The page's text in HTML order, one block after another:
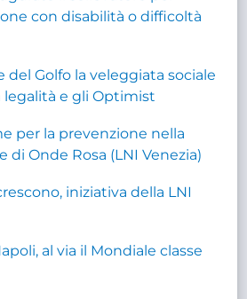
con disabilità o difficoltà
del Golfo la veleggiata sociale
legalità e gli Optimist
per la prevenzione nella
di Onde Rosa (LNI Venezia)
iniziativa della LNI
al via il Mondiale classe